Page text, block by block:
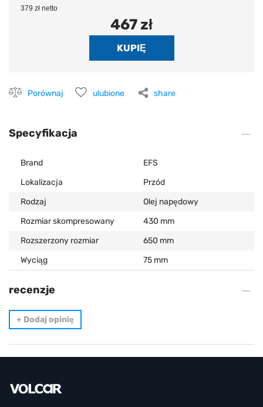
379 zł netto
467 zł
Porównaj ulubione share
Specyfikacja
Brand
EFS
Lokalizacja
Przód
Rodzaj
Olej napędowy
Rozmiar skompresowany
430 mm
Rozszerzony rozmiar
650 mm
Wyciąg
75 mm
recenzje
+ Dodaj opinię